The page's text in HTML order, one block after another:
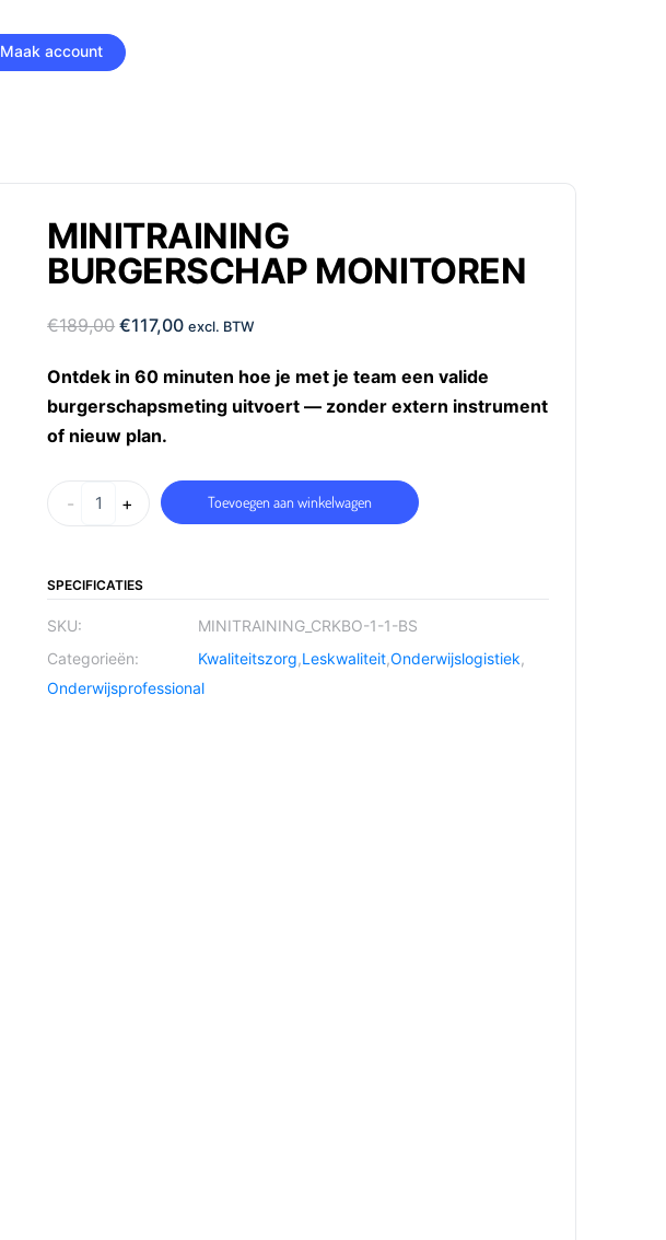
Maak account
MINITRAINING
BURGERSCHAP MONITOREN
€189,00 €117,00 excl. BTW
Ontdek in 60 minuten hoe je met je team een valide
burgerschapsmeting uitvoert — zonder extern instrument
of nieuw plan.
- + Toevoegen aan winkelwagen
SPECIFICATIES
SKU:
MINITRAINING_CRKBO-1-1-BS
Categorieën:
Kwaliteitszorg,Leskwaliteit,Onderwijslogistiek,
Onderwijsprofessional